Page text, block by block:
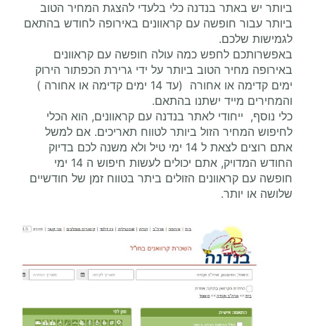
ביותר יש באתר בנדנה כלי בלעדי להצגת המחיר הטוב
ביותר עבור חופשה עם קראוונים באירופה לחודש בהתאם
לגמישות שלכם.
באפשרותכם לחפש כמה עולה חופשה עם קראוונים
באירופה מחיר הטוב ביותר על ידי גרירת הכפתור הירוק
ימים קדימה או אחורה (עד 14 ימים קדימה או אחורה )
והמחירים מייד ישתנו בהתאם.
כלי נוסף, ייחודי לאתר בנדנה עם קראוונים, הוא הכלי
לחיפוש המחיר הזול ביותר לטווח תאריכים. אם למשל
אתם רוצים לצאת ל 14 ימי טיל ולא משנה לכם בדיוק
החודש המדויק, אתם יכולים לעשות חיפוש ה 14 ימי
חופשה עם קראוונים הזולים ביתר בטווח זמן של חודשיים
שלושה או יותר.